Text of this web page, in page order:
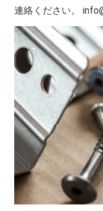
連絡ください。